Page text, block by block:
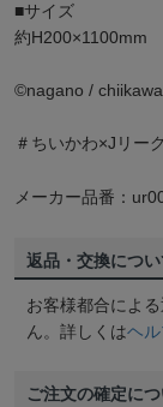
■サイズ
約H200×1100mm
©️nagano /
＃ちいかわ×Jリー
メーカー品番：
返品・交換につい
お客様都合によ
ん。詳しくはヘ
ご注文の確定に